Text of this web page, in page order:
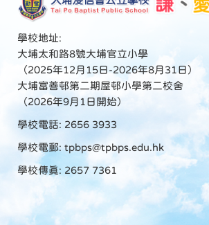
學校地址:
大埔太和路8號大埔官立小學
（2025年12月15日-2026年8月31日）
大埔富善邨第二期屋邨小學第二校舍
（2026年9月1日開始）
學校電話: 2656 3933
學校電郵: tpbps@tpbps.edu.hk
學校傳真: 2657 7361